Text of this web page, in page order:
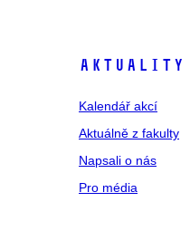
Aktuality
Kalendář akcí
Aktuálně z fakulty
Napsali o nás
Pro média